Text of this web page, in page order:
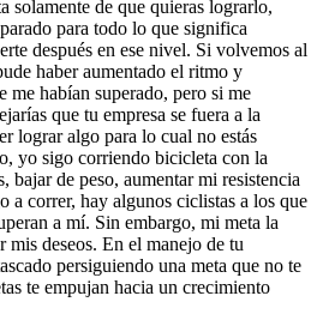
solamente de que quieras lograrlo,
para todo lo que significa
después en ese nivel. Si volvemos al
haber aumentado el ritmo y
me habían superado, pero si me
que tu empresa se fuera a la
lograr algo para lo cual no estás
yo sigo corriendo bicicleta con la
bajar de peso, aumentar mi resistencia
a correr, hay algunos ciclistas a los que
a mí. Sin embargo, mi meta la
deseos. En el manejo de tu
persiguiendo una meta que no te
te empujan hacia un crecimiento